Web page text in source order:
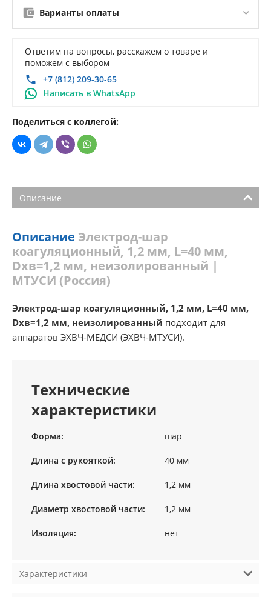
Варианты оплаты
Ответим на вопросы, расскажем о товаре и
поможем с выбором
+7 (812) 209-30-65
Написать в WhatsApp
Поделиться с коллегой:
Описание
Описание Электрод-шар
коагуляционный, 1,2 мм, L=40 мм,
Dхв=1,2 мм, неизолированный |
МТУСИ (Россия)
Электрод-шар коагуляционный, 1,2 мм, L=40 мм,
Dхв=1,2 мм, неизолированный подходит для
аппаратов ЭХВЧ-МЕДСИ (ЭХВЧ-МТУСИ).
Технические
характеристики
Форма: шар
Длина с рукояткой: 40 мм
Длина хвостовой части: 1,2 мм
Диаметр хвостовой части: 1,2 мм
Изоляция: нет
Характеристики